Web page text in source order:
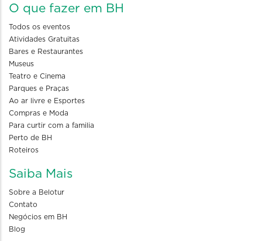
O que fazer em BH
Todos os eventos
Atividades Gratuitas
Bares e Restaurantes
Museus
Teatro e Cinema
Parques e Praças
Ao ar livre e Esportes
Compras e Moda
Para curtir com a familia
Perto de BH
Roteiros
Saiba Mais
Sobre a Belotur
Contato
Negócios em BH
Blog